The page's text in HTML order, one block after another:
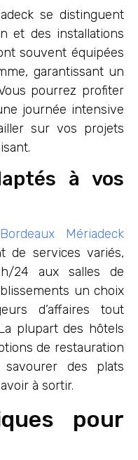
se distinguent
et des installations
souvent équipées
garantissant un
pourrez profiter
journée intensive
sur vos projets
à vos
Mériadeck
de services variés,
24 aux salles de
un choix
d’affaires tout
plupart des hôtels
de restauration
des plats
à sortir.
pour